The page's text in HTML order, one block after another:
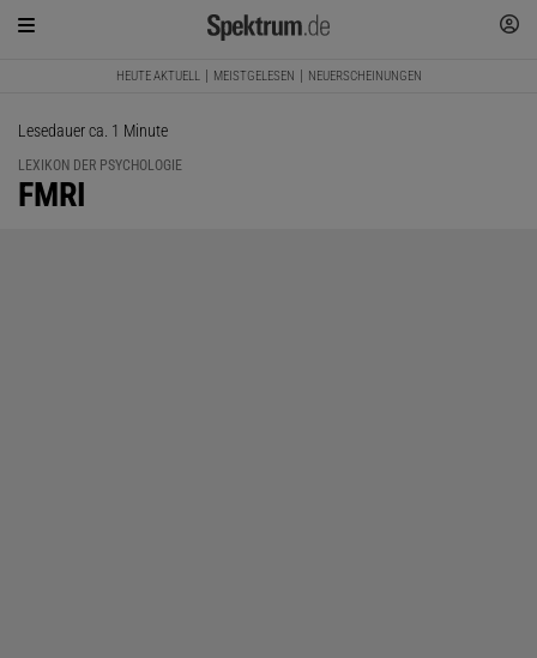
HEUTE AKTUELL MEISTGELESEN NEUERSCHEINUNGEN
Lesedauer ca. 1 Minute
LEXIKON DER PSYCHOLOGIE
:
FMRI